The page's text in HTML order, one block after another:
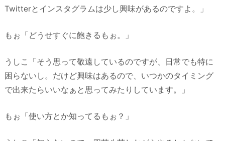
Twitterとインスタグラムは少し興味があるのですよ。」
もぉ「どうせすぐに飽きるもぉ。」
うしこ「そう思って敬遠しているのですが、日常でも特に
困らないし。だけど興味はあるので、いつかのタイミング
で出来たらいいなぁと思ってみたりしています。」
もぉ「使い方とか知ってるもぉ？」